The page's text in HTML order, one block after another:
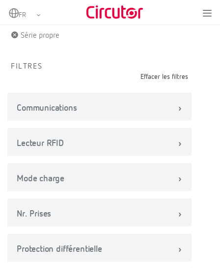
Home
Série propre
FILTRES
Effacer les filtres
Communications
Lecteur RFID
Mode charge
Nr. Prises
Protection différentielle